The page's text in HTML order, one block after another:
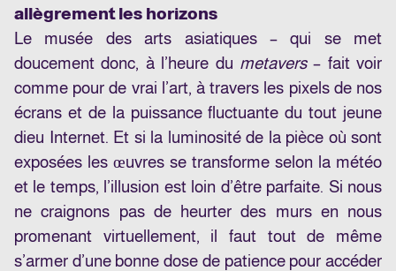
allègrement les horizons
Le musée des arts asiatiques – qui se met
doucement donc, à l’heure du metavers– fait voir
comme pour de vrai l’art, à travers les pixels de nos
écrans et de la puissance fluctuante du tout jeune
dieu Internet. Et si la luminosité de la pièce où sont
exposées les œuvres se transforme selon la météo
et le temps, l’illusion est loin d’être parfaite. Si nous
ne craignons pas de heurter des murs en nous
promenant virtuellement, il faut tout de même
s’armer d’une bonne dose de patience pour accéder